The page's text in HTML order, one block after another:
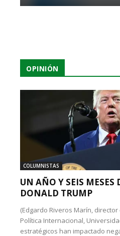
OPINIÓN
COLUMNISTAS
UN AÑO Y SEIS MESES
DONALD TRUMP
(Edgardo Riveros Marín,
Política Internacional,
estratégicos han impactado